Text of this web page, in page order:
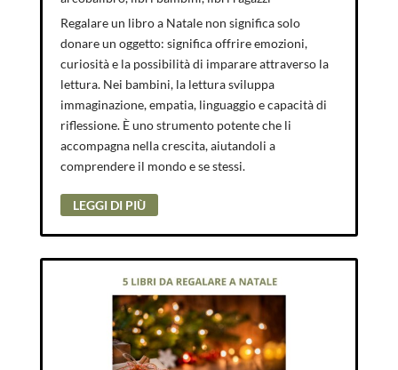
Regalare un libro a Natale non significa solo
donare un oggetto: significa offrire emozioni,
curiosità e la possibilità di imparare attraverso la
lettura. Nei bambini, la lettura sviluppa
immaginazione, empatia, linguaggio e capacità di
riflessione. È uno strumento potente che li
accompagna nella crescita, aiutandoli a
comprendere il mondo e se stessi.
LEGGI DI PIÙ